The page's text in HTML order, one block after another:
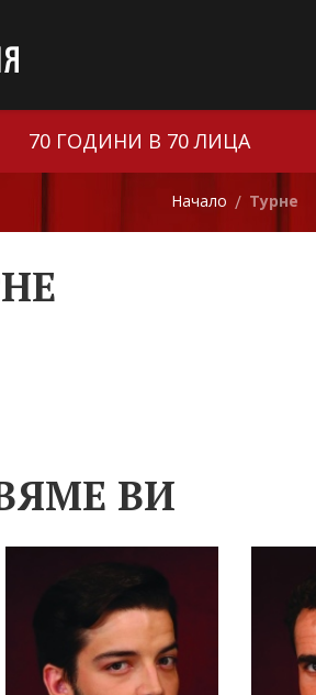
70 ГОДИНИ В 70 ЛИЦА
Начало / Турне
ВИ